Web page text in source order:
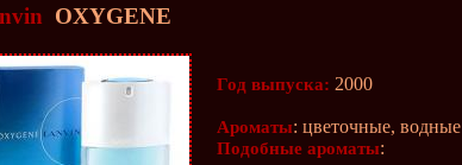
OXYGENE
Год выпуска: 2000
Ароматы: цветочные, водные
Подобные ароматы: